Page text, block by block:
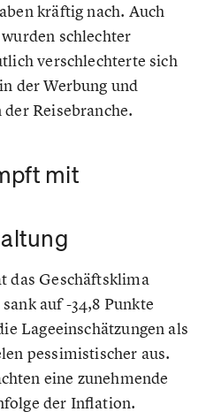
kräftig nach. Auch
schlechter
verschlechterte sich
der Werbung und
Reisebranche.
mit
das Geschäftsklima
auf -34,8 Punkte
Lageeinschätzungen als
pessimistischer aus.
eine zunehmende
der Inflation.